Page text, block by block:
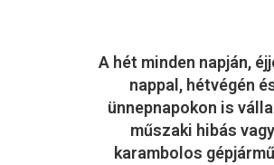
A hét minden napján,
nappal, hétvégén
ünnepnapokon is
műszaki hibás vagy
karambolos